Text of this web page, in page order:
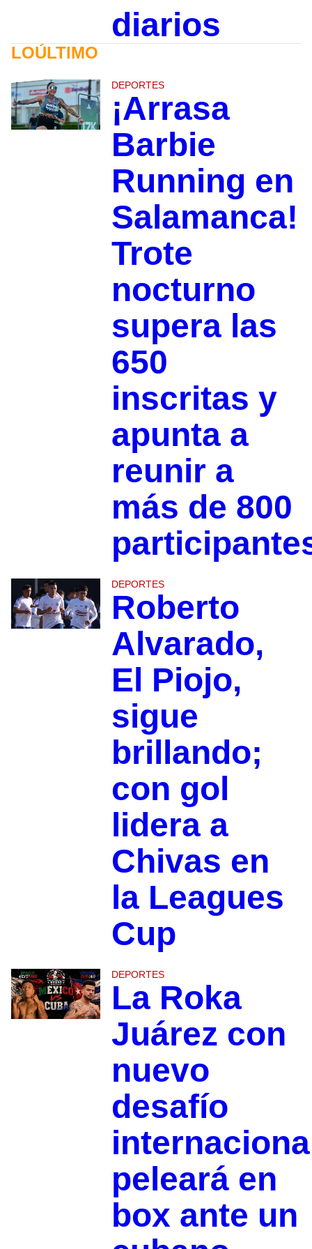
diarios
LOÚLTIMO
DEPORTES
¡Arrasa
Barbie
Running en
Salamanca!
Trote
nocturno
supera las
650
inscritas y
apunta a
reunir a
más de 800
DEPORTES
Roberto
Alvarado,
El Piojo,
sigue
brillando;
con gol
lidera a
Chivas en
la Leagues
Cup
DEPORTES
La Roka
Juárez con
nuevo
desafío
peleará en
box ante un